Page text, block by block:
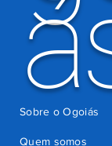
Quem somos
Sobre o Ogoiás